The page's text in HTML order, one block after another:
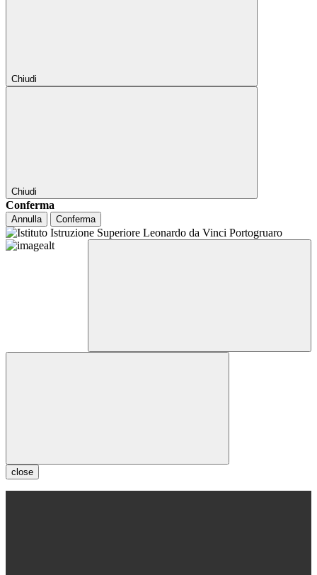
Chiudi
Chiudi
Conferma
Annulla Conferma
close